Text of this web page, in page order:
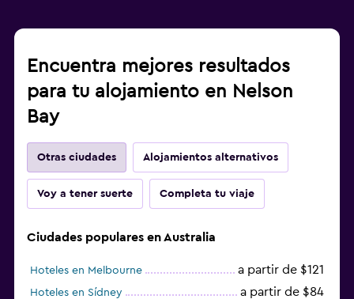
Encuentra mejores resultados
para tu alojamiento en Nelson
Bay
Otras ciudades Alojamientos alternativos
Voy a tener suerte Completa tu viaje
Ciudades populares en Australia
Hoteles en Melbourne a partir de $121
Hoteles en Sídney a partir de $84